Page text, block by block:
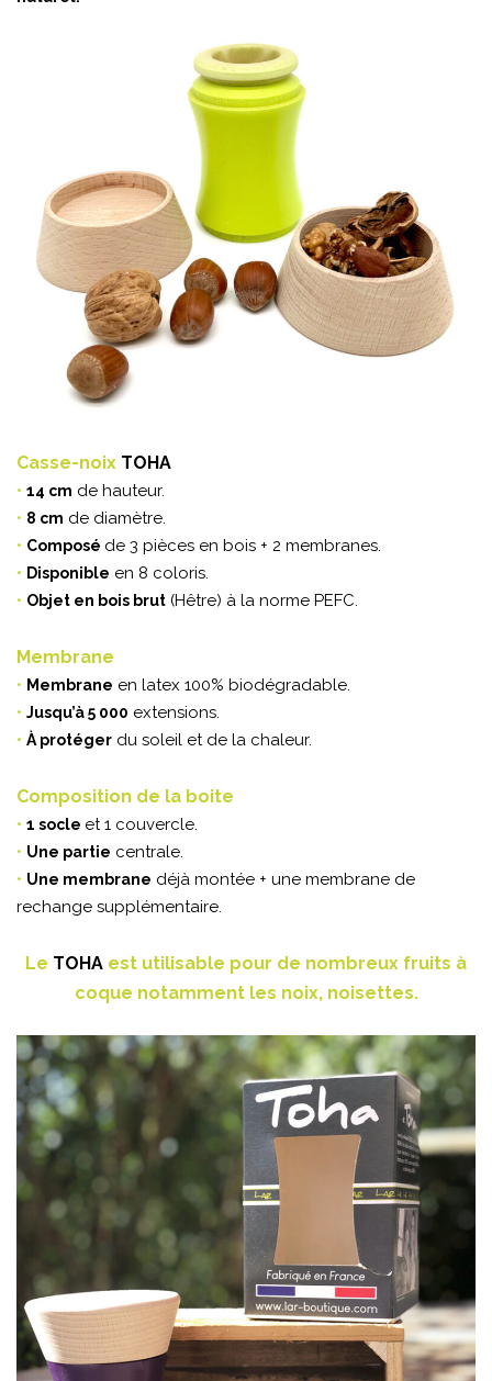
Casse-noix TOHA
• 14 cm de hauteur.
• 8 cm de diamètre.
• Composé de 3 pièces en bois + 2 membranes.
• Disponible en 8 coloris.
• Objet en bois brut (Hêtre) à la norme PEFC.
Membrane
• Membrane en latex 100% biodégradable.
• Jusqu’à 5 000 extensions.
• À protéger du soleil et de la chaleur.
Composition de la boite
• 1 socle et 1 couvercle.
• Une partie centrale.
• Une membrane déjà montée + une membrane de
rechange supplémentaire.
Le TOHA est utilisable pour de nombreux fruits à
coque notamment les noix, noisettes.